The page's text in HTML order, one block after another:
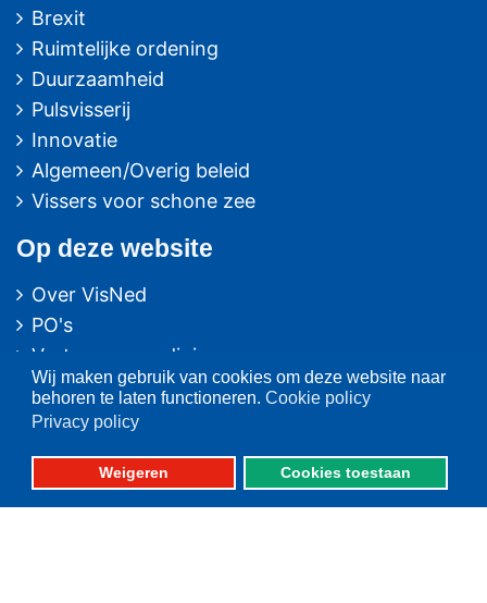
Wij maken gebruik van cookies om deze website naar
behoren te laten functioneren. Cookie policy
Privacy policy
Weigeren Cookies toestaan
Brexit
Ruimtelijke ordening
Duurzaamheid
Pulsvisserij
Innovatie
Algemeen/Overig beleid
Vissers voor schone zee
Op deze website
Over VisNed
PO's
Vertegenwoordiging
Contact
Nieuwsarchief
Contactinformatie
Postbus 59